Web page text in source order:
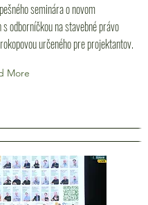
seminára o novom
odborníčkou na stavebné právo
určeného pre projektantov.
More